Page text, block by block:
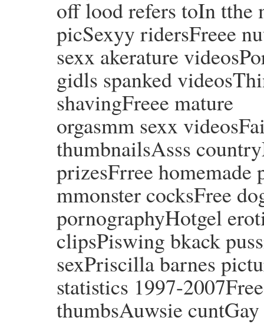
off lood refers toIn tthe
picSexyy ridersFreee
sexx akerature
gidls spanked
shavingFreee mature
orgasmm sexx
thumbnailsAsss
prizesFrree
mmonster cocksFree
pornographyHotgel
clipsPiswing bkack
sexPriscilla barnes
statistics 1997-
thumbsAuwsie